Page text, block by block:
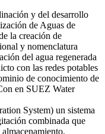
y del desarrollo
de Aguas de
la creación de
y nomenclatura
del agua regenerada
con las redes potables
de conocimiento de
en SUEZ Water
System) un sistema
combinada que